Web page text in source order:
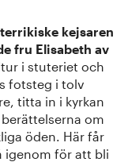
kejsaren
fru Elisabeth av
i stuteriet och
fotsteg i tolv
titta in i kyrkan
om
öden. Här får
igenom för att bli